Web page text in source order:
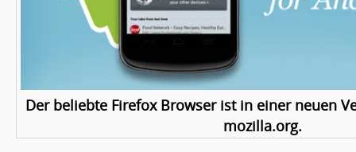
Der beliebte Firefox Browser ist in einer neuen
mozilla.org.